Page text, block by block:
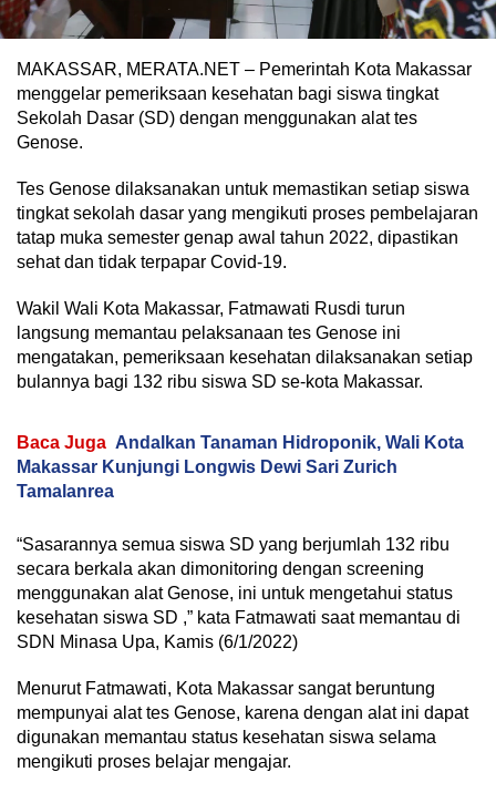
MAKASSAR, MERATA.NET – Pemerintah Kota Makassar
menggelar pemeriksaan kesehatan bagi siswa tingkat
Sekolah Dasar (SD) dengan menggunakan alat tes
Genose.
Tes Genose dilaksanakan untuk memastikan setiap siswa
tingkat sekolah dasar yang mengikuti proses pembelajaran
tatap muka semester genap awal tahun 2022, dipastikan
sehat dan tidak terpapar Covid-19.
Wakil Wali Kota Makassar, Fatmawati Rusdi turun
langsung memantau pelaksanaan tes Genose ini
mengatakan, pemeriksaan kesehatan dilaksanakan setiap
bulannya bagi 132 ribu siswa SD se-kota Makassar.
Baca Juga Andalkan Tanaman Hidroponik, Wali Kota
Makassar Kunjungi Longwis Dewi Sari Zurich
Tamalanrea
“Sasarannya semua siswa SD yang berjumlah 132 ribu
secara berkala akan dimonitoring dengan screening
menggunakan alat Genose, ini untuk mengetahui status
kesehatan siswa SD ,” kata Fatmawati saat memantau di
SDN Minasa Upa, Kamis (6/1/2022)
Menurut Fatmawati, Kota Makassar sangat beruntung
mempunyai alat tes Genose, karena dengan alat ini dapat
digunakan memantau status kesehatan siswa selama
mengikuti proses belajar mengajar.